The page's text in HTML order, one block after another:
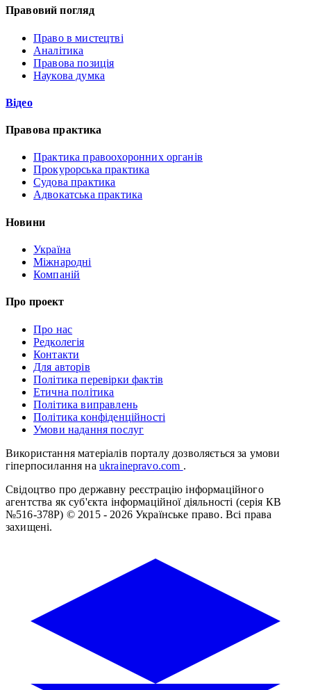
Правовий погляд
Право в мистецтві
Аналітика
Правова позиція
Наукова думка
Відео
Правова практика
Практика правоохоронних органів
Прокурорська практика
Судова практика
Адвокатська практика
Новини
Україна
Міжнародні
Компаній
Про проект
Про нас
Редколегія
Контакти
Для авторів
Політика перевірки фактів
Етична політика
Політика виправлень
Політика конфіденційності
Умови надання послуг
Використання матеріалів порталу дозволяється за умови
гіперпосилання на ukrainepravo.com .
Свідоцтво про державну реєстрацію інформаційного
агентства як суб'єкта інформаційної діяльності (серія КВ
№516-378Р) © 2015 - 2026 Українське право. Всі права
захищені.